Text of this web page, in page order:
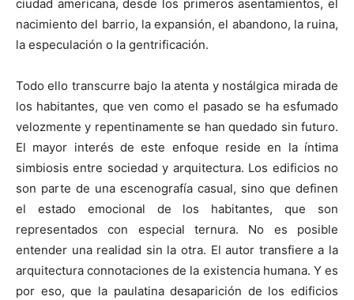
ciudad americana, desde los primeros asentamientos, el
nacimiento del barrio, la expansión, el abandono, la ruina,
la especulación o la gentrificación.
Todo ello transcurre bajo la atenta y nostálgica mirada de
los habitantes, que ven como el pasado se ha esfumado
velozmente y repentinamente se han quedado sin futuro.
El mayor interés de este enfoque reside en la íntima
simbiosis entre sociedad y arquitectura. Los edificios no
son parte de una escenografía casual, sino que definen
el estado emocional de los habitantes, que son
representados con especial ternura. No es posible
entender una realidad sin la otra. El autor transfiere a la
arquitectura connotaciones de la existencia humana. Y es
por eso, que la paulatina desaparición de los edificios